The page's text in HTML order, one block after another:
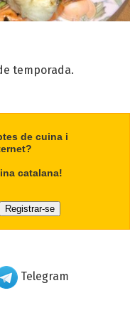
temporada.
de cuina i
catalana!
Telegram